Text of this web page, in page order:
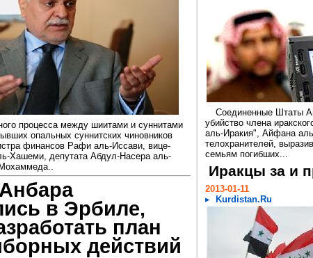
процесса между шиитами и суннитами
опальных суннитских чиновников
финансов Рафи аль-Иссави, вице-
Хашеми, депутата Абдул-Насера аль-
в Эрбиле,
план
действий
Соединенные Штаты
убийство члена
аль-Иракия", Айфана
телохранителей,
семьям погибших...
Иракцы за и
2013-01-11
Kurdistan.Ru